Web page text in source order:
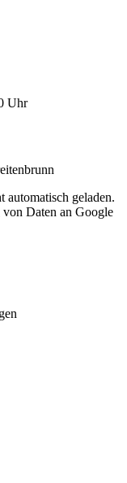
Uhr
automatisch geladen.
Daten an Google